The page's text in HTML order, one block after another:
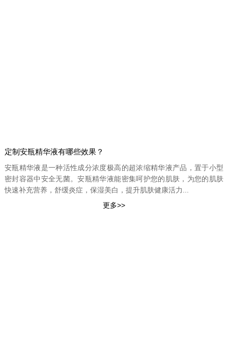
定制安瓶精华液有哪些效果？
安瓶精华液是一种活性成分浓度极高的超浓缩精华液产品，置于小型
密封容器中安全无菌。安瓶精华液能密集呵护您的肌肤，为您的肌肤
快速补充营养，舒缓炎症，保湿美白，提升肌肤健康活力...